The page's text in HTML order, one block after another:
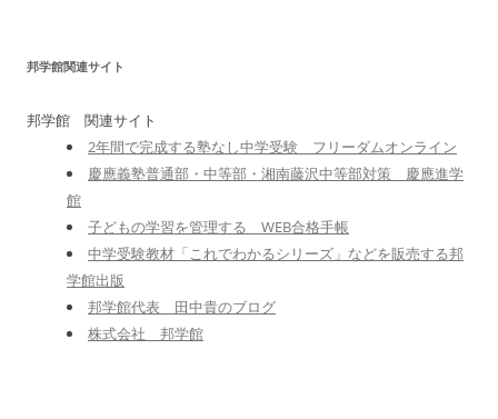
邦学館関連サイト
邦学館 関連サイト
2年間で完成する塾なし中学受験 フリーダムオンライン
慶應義塾普通部・中等部・湘南藤沢中等部対策 慶應進学
館
子どもの学習を管理する WEB合格手帳
中学受験教材「これでわかるシリーズ」などを販売する邦
学館出版
邦学館代表 田中貴のブログ
株式会社 邦学館